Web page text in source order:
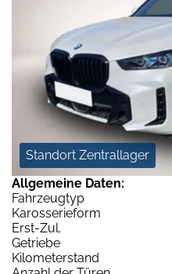
Standort Zentrallager
Allgemeine Daten:
Fahrzeugtyp
Karosserieform
Erst-Zul.
Getriebe
Kilometerstand